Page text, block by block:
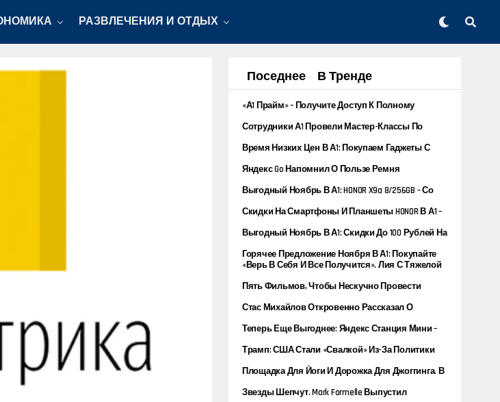
РАЗВЛЕЧЕНИЯ И ОТДЫХ
Поседнее В Тренде
«А1 Прайм» – Получите Доступ К Полному
Сотрудники А1 Провели Мастер-Классы По
Время Низких Цен В А1: Покупаем Гаджеты С
Яндекс Go Напомнил О Пользе Ремня
Выгодный Ноябрь В А1: HONOR X9a 8/256GB – Со
Скидки На Смартфоны И Планшеты HONOR В А1 –
Выгодный Ноябрь В А1: Скидки До 100 Рублей На
Горячее Предложение Ноября В А1: Покупайте
Смартфон От POCO И Получайте POCO C40 Всего
«Верь В Себя И Все Получится». Лия С Тяжелой
Теперь Преподает Английский
Пять Фильмов, Чтобы Нескучно Провести
Стас Михайлов Откровенно Рассказал О
Теперь Еще Выгоднее: Яндекс Станция Мини –
Трамп: США Стали «свалкой» Из-За Политики
Площадка Для Йоги И Дорожка Для Джоггинга. В
Звезды Шепчут. Mark Formelle Выпустил